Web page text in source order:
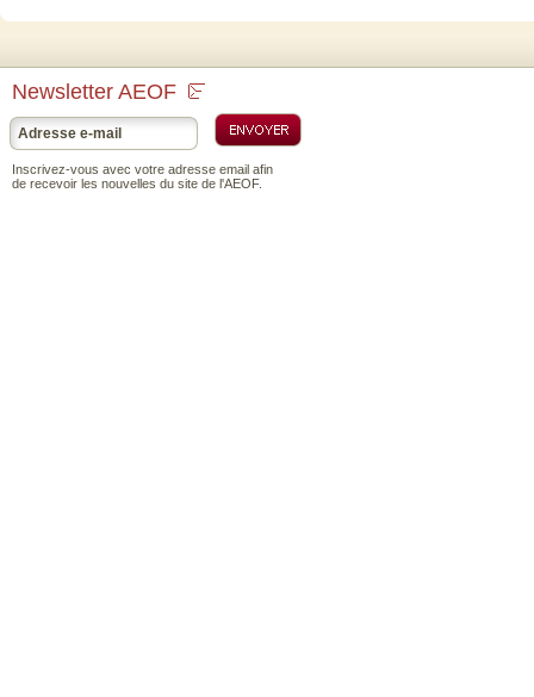
Newsletter AEOF
Inscrivez-vous avec votre adresse email afin
de recevoir les nouvelles du site de l'AEOF.